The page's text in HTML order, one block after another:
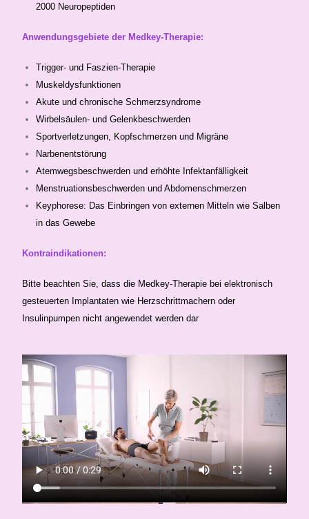
2000 Neuropeptiden
Anwendungsgebiete der Medkey-Therapie:
Trigger- und Faszien-Therapie
Muskeldysfunktionen
Akute und chronische Schmerzsyndrome
Wirbelsäulen- und Gelenkbeschwerden
Sportverletzungen, Kopfschmerzen und Migräne
Narbenentstörung
Atemwegsbeschwerden und erhöhte Infektanfälligkeit
Menstruationsbeschwerden und Abdomenschmerzen
Keyphorese: Das Einbringen von externen Mitteln wie Salben
in das Gewebe
Kontraindikationen:
Bitte beachten Sie, dass die Medkey-Therapie bei elektronisch
gesteuerten Implantaten wie Herzschrittmachern oder
Insulinpumpen nicht angewendet werden dar